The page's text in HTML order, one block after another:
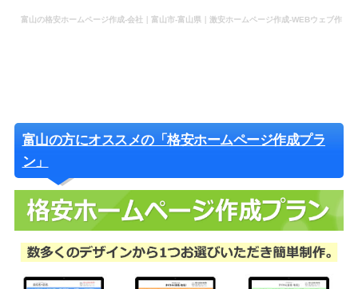
富山の格安ホームページ作成-会社｜富山市-富山県｜激安ホームページ作成-WEBウェブ作
富山の方にオススメの「格安ホームページ作成プラ
ン」